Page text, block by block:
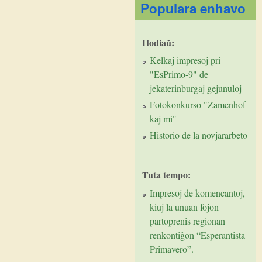
Populara enhavo
Hodiaŭ:
Kelkaj impresoj pri
"EsPrimo-9" de
jekaterinburgaj gejunuloj
Fotokonkurso "Zamenhof
kaj mi"
Historio de la novjararbeto
Tuta tempo:
Impresoj de komencantoj,
kiuj la unuan fojon
partoprenis regionan
renkontiĝon “Esperantista
Primavero”.